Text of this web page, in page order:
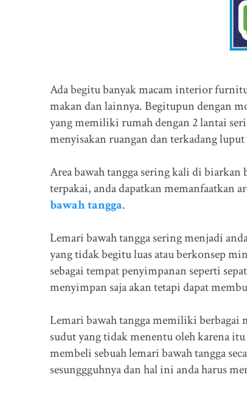
Ada begitu banyak macam interior
makan dan lainnya. Begitupun dengan
yang memiliki rumah dengan 2 lantai
menyisakan ruangan dan terkadang
Area bawah tangga sering kali di biarkan
terpakai, anda dapatkan memanfaatkan
bawah tangga.
Lemari bawah tangga sering menjadi
yang tidak begitu luas atau berkonsep
sebagai tempat penyimpanan seperti
menyimpan saja akan tetapi dapat
Lemari bawah tangga memiliki berbagai
sudut yang tidak menentu oleh karena
membeli sebuah lemari bawah tangga
sesunggguhnya dan hal ini anda harus